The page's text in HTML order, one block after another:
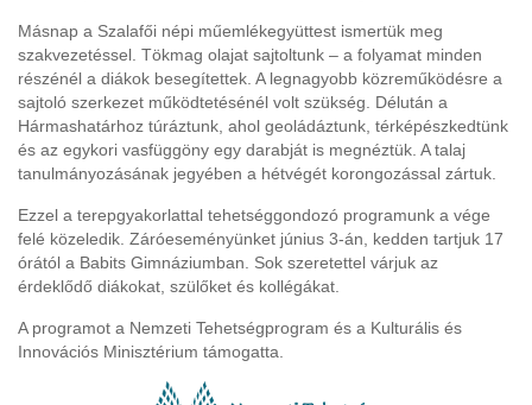
Másnap a Szalafői népi műemlékegyüttest ismertük meg
szakvezetéssel. Tökmag olajat sajtoltunk – a folyamat minden
részénél a diákok besegítettek. A legnagyobb közreműködésre a
sajtoló szerkezet működtetésénél volt szükség. Délután a
Hármashatárhoz túráztunk, ahol geoládáztunk, térképészkedtünk
és az egykori vasfüggöny egy darabját is megnéztük. A talaj
tanulmányozásának jegyében a hétvégét korongozással zártuk.
Ezzel a terepgyakorlattal tehetséggondozó programunk a vége
felé közeledik. Záróeseményünket június 3-án, kedden tartjuk 17
órától a Babits Gimnáziumban. Sok szeretettel várjuk az
érdeklődő diákokat, szülőket és kollégákat.
A programot a Nemzeti Tehetségprogram és a Kulturális és
Innovációs Minisztérium támogatta.